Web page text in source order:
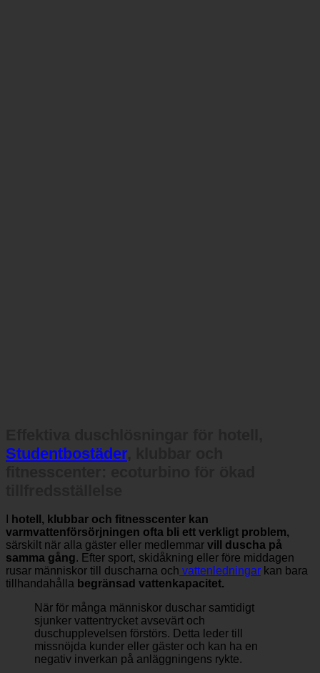
Studentbostäder
I hotell, klubbar och fitnesscenter kan
varmvattenförsörjningen ofta bli ett verkligt problem,
särskilt när alla gäster eller medlemmarvill duscha på
samma gång. Efter sport, skidåkning eller före middagen
rusar människor till duscharna ochvattenledningar kan bara
tillhandahålla begränsad vattenkapacitet.
När för många människor duschar samtidigt
sjunker vattentrycket avsevärt och
duschupplevelsen förstörs. Detta leder till
missnöjda kunder eller gäster och kan ha en
negativ inverkan på anläggningens rykte.